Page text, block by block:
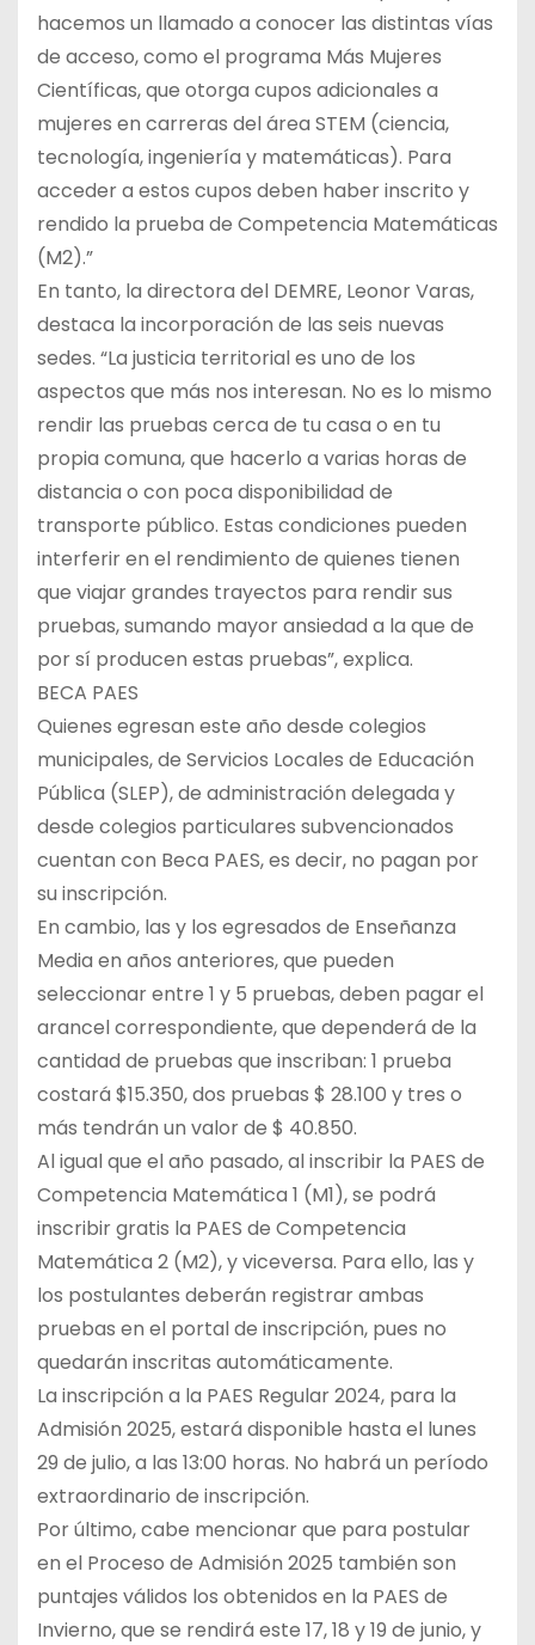
hacemos un llamado a conocer las distintas vías
de acceso, como el programa Más Mujeres
Científicas, que otorga cupos adicionales a
mujeres en carreras del área STEM (ciencia,
tecnología, ingeniería y matemáticas). Para
acceder a estos cupos deben haber inscrito y
rendido la prueba de Competencia Matemáticas
(M2).”
En tanto, la directora del DEMRE, Leonor Varas,
destaca la incorporación de las seis nuevas
sedes. “La justicia territorial es uno de los
aspectos que más nos interesan. No es lo mismo
rendir las pruebas cerca de tu casa o en tu
propia comuna, que hacerlo a varias horas de
distancia o con poca disponibilidad de
transporte público. Estas condiciones pueden
interferir en el rendimiento de quienes tienen
que viajar grandes trayectos para rendir sus
pruebas, sumando mayor ansiedad a la que de
por sí producen estas pruebas”, explica.
BECA PAES
Quienes egresan este año desde colegios
municipales, de Servicios Locales de Educación
Pública (SLEP), de administración delegada y
desde colegios particulares subvencionados
cuentan con Beca PAES, es decir, no pagan por
su inscripción.
En cambio, las y los egresados de Enseñanza
Media en años anteriores, que pueden
seleccionar entre 1 y 5 pruebas, deben pagar el
arancel correspondiente, que dependerá de la
cantidad de pruebas que inscriban: 1 prueba
costará $15.350, dos pruebas $ 28.100 y tres o
más tendrán un valor de $ 40.850.
Al igual que el año pasado, al inscribir la PAES de
Competencia Matemática 1 (M1), se podrá
inscribir gratis la PAES de Competencia
Matemática 2 (M2), y viceversa. Para ello, las y
los postulantes deberán registrar ambas
pruebas en el portal de inscripción, pues no
quedarán inscritas automáticamente.
La inscripción a la PAES Regular 2024, para la
Admisión 2025, estará disponible hasta el lunes
29 de julio, a las 13:00 horas. No habrá un período
extraordinario de inscripción.
Por último, cabe mencionar que para postular
en el Proceso de Admisión 2025 también son
puntajes válidos los obtenidos en la PAES de
Invierno, que se rendirá este 17, 18 y 19 de junio, y